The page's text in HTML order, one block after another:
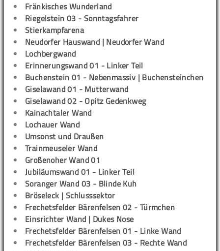
Fränkisches Wunderland
Riegelstein 03 - Sonntagsfahrer
Stierkampfarena
Neudorfer Hauswand | Neudorfer Wand
Lochbergwand
Erinnerungswand 01 - Linker Teil
Buchenstein 01 - Nebenmassiv | Buchensteinchen
Giselawand 01 - Mutterwand
Giselawand 02 - Opitz Gedenkweg
Kainachtaler Wand
Lochauer Wand
Umsonst und Draußen
Trainmeuseler Wand
Großenoher Wand 01
Jubiläumswand 01 - Linker Teil
Soranger Wand 03 - Blinde Kuh
Bröseleck | Schlusssektor
Frechetsfelder Bärenfelsen 02 - Türmchen
Einsrichter Wand | Dukes Nose
Frechetsfelder Bärenfelsen 01 - Linke Wand
Frechetsfelder Bärenfelsen 03 - Rechte Wand